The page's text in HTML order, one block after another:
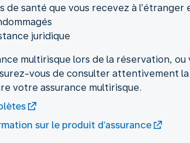
de santé que vous recevez à l’étranger
juridique
multirisque lors de la réservation, ou
vous de consulter attentivement
votre assurance multirisque.
sur le produit d’assurance